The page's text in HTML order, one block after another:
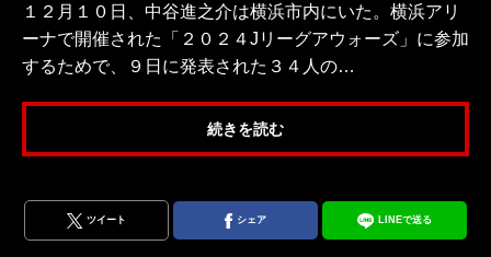
１２月１０日、中谷進之介は横浜市内にいた。横浜アリ
ーナで開催された「２０２４Jリーグアウォーズ」に参加
するためで、９日に発表された３４人の…
続きを読む
ツイート シェア LINEで送る